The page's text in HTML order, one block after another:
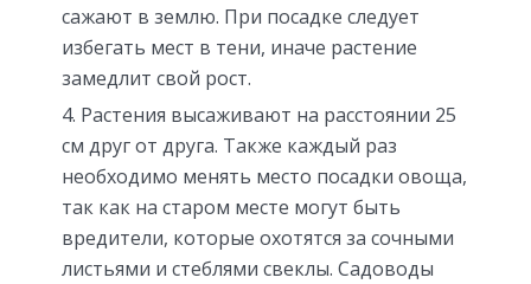
сажают в землю. При посадке следует
избегать мест в тени, иначе растение
замедлит свой рост.
Растения высаживают на расстоянии 25
см друг от друга. Также каждый раз
необходимо менять место посадки овоща,
так как на старом месте могут быть
вредители, которые охотятся за сочными
листьями и стеблями свеклы. Садоводы